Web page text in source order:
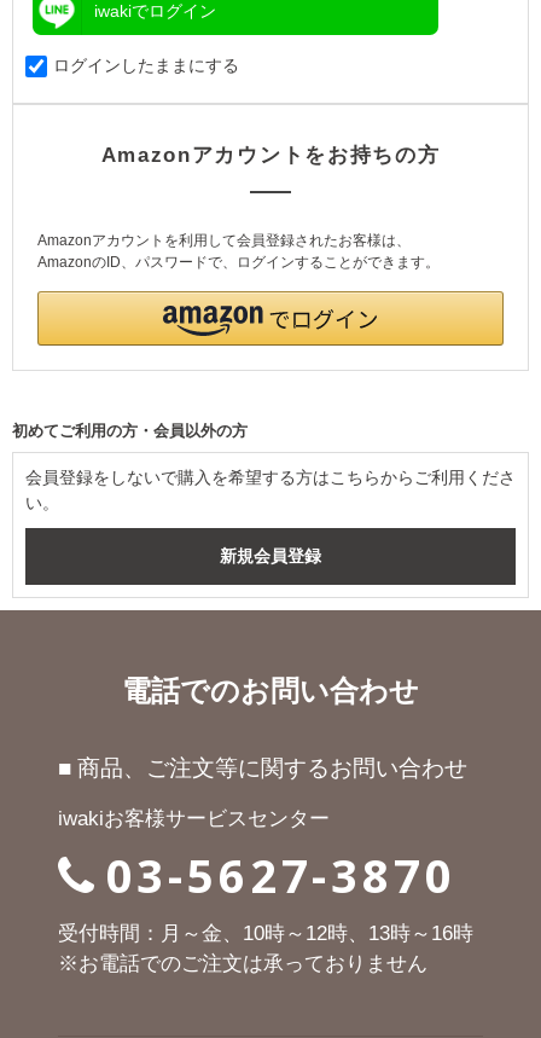
iwakiでログイン
ログインしたままにする
Amazonアカウントをお持ちの方
Amazonアカウントを利用して会員登録されたお客様は、
AmazonのID、パスワードで、ログインすることができます。
初めてご利用の方・会員以外の方
会員登録をしないで購入を希望する方はこちらからご利用くださ
い。
電話でのお問い合わせ
■ 商品、ご注文等に関するお問い合わせ
iwakiお客様サービスセンター
03-5627-3870
受付時間：月～金、10時～12時、13時～16時
※お電話でのご注文は承っておりません